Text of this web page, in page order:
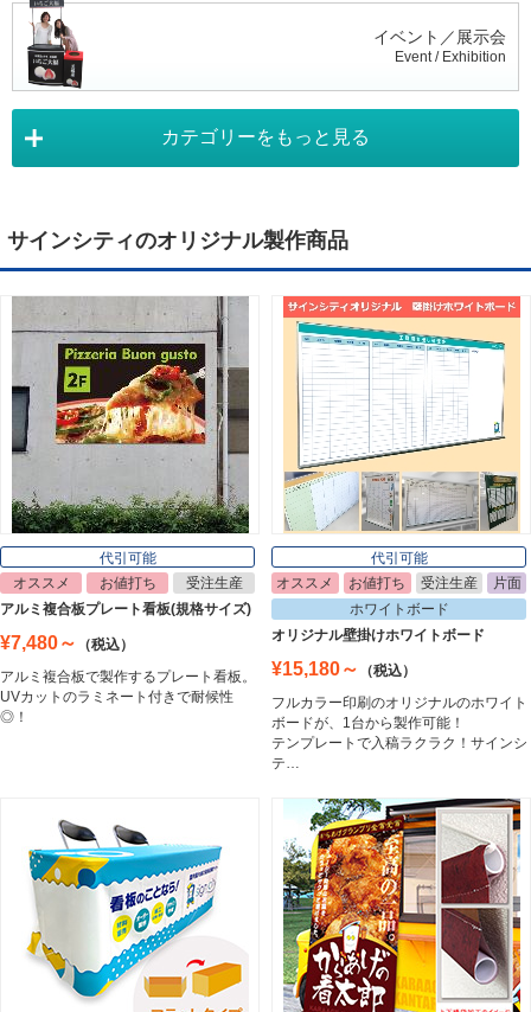
イベント／展示会
Event / Exhibition
Tapestry
ライトパネル
Light Panel
ポスターフレーム
Poster Frame
イーゼル
Easel
ホワイトボード
White Board
プレート看板
Plate Board
壁面看板
Wall Sign
カテゴリーをもっと見る
サインシティのオリジナル製作商品
代引可能
オススメ
お値打ち
受注生産
アルミ複合板プレート看板(規格サイズ)
¥7,480～
（税込）
アルミ複合板で製作するプレート看板。
UVカットのラミネート付きで耐候性
◎！
代引可能
オススメ
お値打ち 受注生産
片面
ホワイトボード
オリジナル壁掛けホワイトボード
¥15,180～
（税込）
フルカラー印刷のオリジナルのホワイト
ボードが、1台から製作可能！
テンプレートで入稿ラクラク！サインシ
テ…